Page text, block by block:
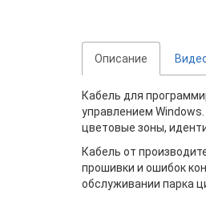
Описание
Кабель для
управлением
цветовые зоны,
Кабель от
прошивки и ошибок
обслуживании парка